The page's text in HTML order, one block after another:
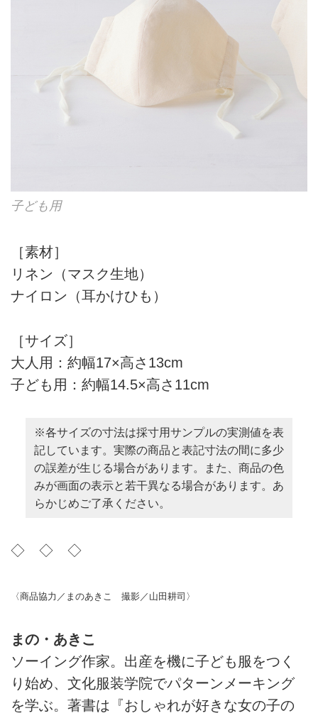
子ども用
［素材］
リネン（マスク生地）
ナイロン（耳かけひも）
［サイズ］
大人用：約幅17×高さ13cm
子ども用：約幅14.5×高さ11cm
※各サイズの寸法は採寸用サンプルの実測値を表
記しています。実際の商品と表記寸法の間に多少
の誤差が生じる場合があります。また、商品の色
みが画面の表示と若干異なる場合があります。あ
らかじめご了承ください。
◇ ◇ ◇
〈商品協力／まのあきこ 撮影／山田耕司〉
まの・あきこ
ソーイング作家。出産を機に子ども服をつく
り始め、文化服装学院でパターンメーキング
を学ぶ。著書は『おしゃれが好きな女の子の